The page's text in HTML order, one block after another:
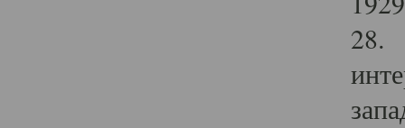
28.